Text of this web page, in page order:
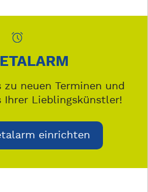
neuen Terminen und
Ihrer Lieblingskünstler!
einrichten